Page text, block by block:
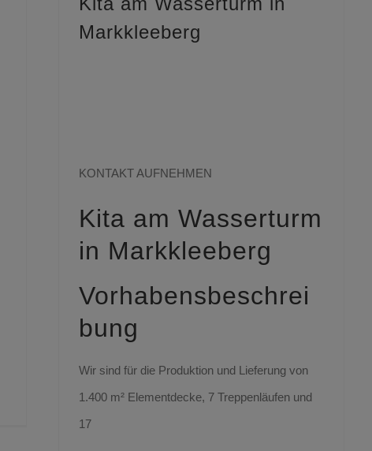
Markkleeberg
KONTAKT AUFNEHMEN
Kita am Wasserturm
in Markkleeberg
Vorhabensbeschrei
bung
Wir sind für die Produktion und Lieferung von
1.400 m² Elementdecke, 7 Treppenläufen und
17